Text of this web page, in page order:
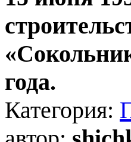
года.
Категория: